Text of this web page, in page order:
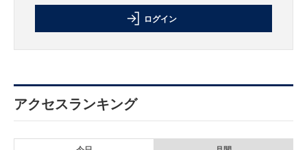
ログイン
アクセスランキング